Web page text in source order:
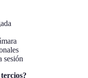
sesión